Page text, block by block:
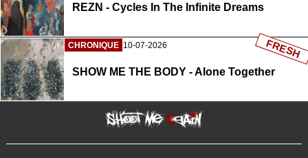
REZN - Cycles In The Infinite Dreams
CHRONIQUE 10-07-2026
SHOW ME THE BODY - Alone Together
FRESH